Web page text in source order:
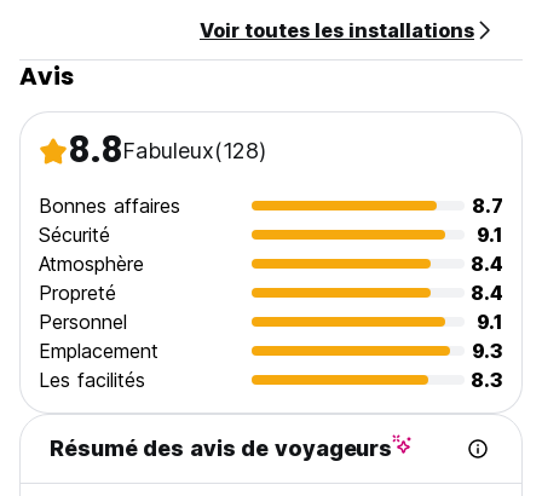
Payment upon arrival by cash.
Taxes included.
Breakfast not included.
Voir toutes les installations
Avis
8.8Fabuleux(128)
Bonnes affaires
8.7
Sécurité
9.1
Atmosphère
8.4
Propreté
8.4
Personnel
9.1
Emplacement
9.3
Les facilités
8.3
Résumé des avis de voyageurs